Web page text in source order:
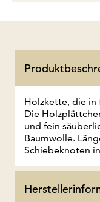
Holzkette, die in
Die
und fein
Baumwolle.
Schiebeknoten